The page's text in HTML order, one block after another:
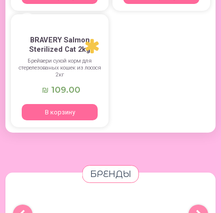
BRAVERY Salmon
Sterilized Cat 2kg
Брейвери сухой корм для
стерелезованых кошек из лосося
2кг
₪ 109.00
В корзину
БРЕНДЫ